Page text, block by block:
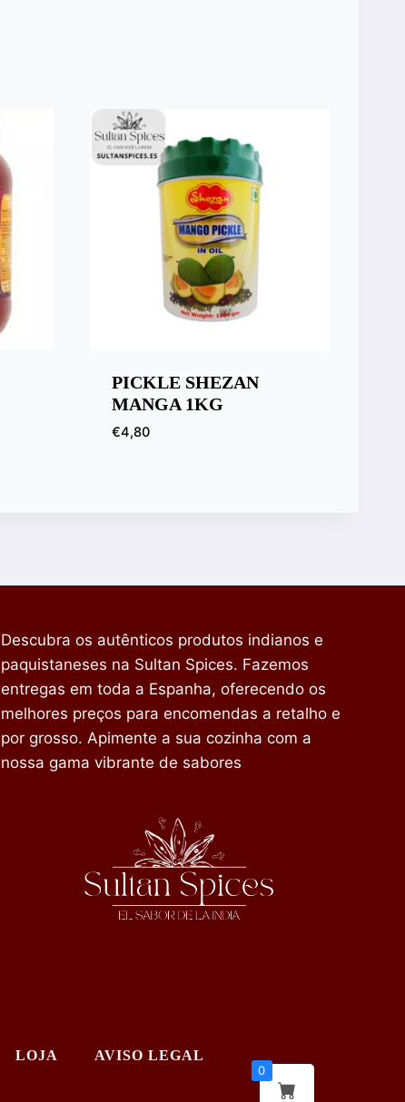
PICKLE SHEZAN
MANGA 1KG
€4,80
Descubra os autênticos produtos indianos e
paquistaneses na Sultan Spices. Fazemos
entregas em toda a Espanha, oferecendo os
melhores preços para encomendas a retalho e
por grosso. Apimente a sua cozinha com a
nossa gama vibrante de sabores
LOJA AVISO LEGAL
0